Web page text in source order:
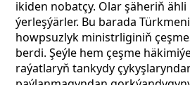
ikiden nobatçy. Olar şäheriň
ýerleşýärler. Bu barada
howpsuzlyk ministrliginiň
berdi. Şeýle hem çeşme
raýatlaryň tankydy